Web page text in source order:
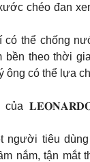
chéo đan
có thể chống
bền theo thời
ông có thể lựa
của
người tiêu
nắm, tận mắt